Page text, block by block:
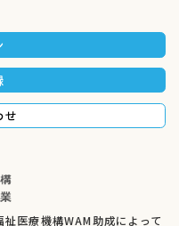
せ
医療機構WAM助成によって